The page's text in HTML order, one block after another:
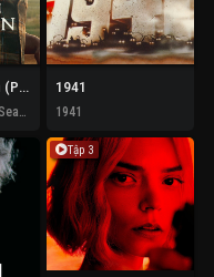
Ransom Canyon (Phần 2)
Ransom Canyon (Season 2)
1941
1941
Tập 3